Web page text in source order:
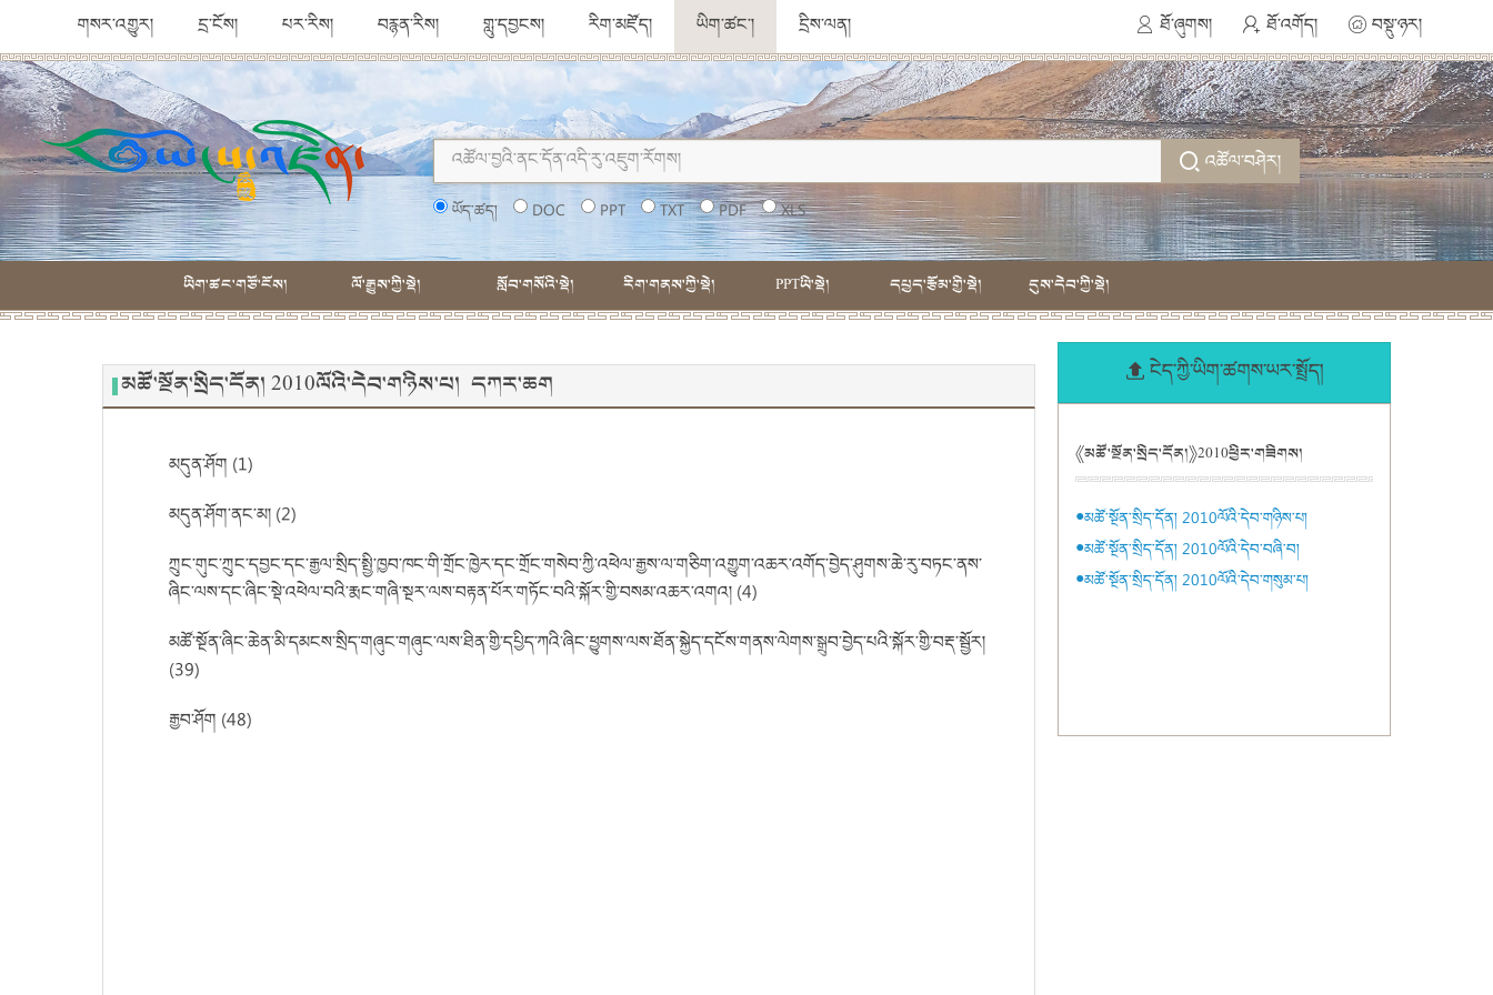
ཐོ་ཞུགས། ཐོ་འགོད། བསྡུ་ཉར།
གསར་འགྱུར། དྲ་ངོས། པར་རིས། བརྙན་རིས། གླུ་དབྱངས། རིག་མཛོད། ཡིག་ཚང་། དྲིས་ལན།
འཚོལ་བཤེར།
ཡོད་ཚད། DOC PPT TXT PDF XLS
ཡིག་ཚང་གཙོ་ངོས། ལོ་རྒྱུས་ཀྱི་སྡེ། སློབ་གསོའི་སྡེ། རིག་གནས་ཀྱི་སྡེ། PPTཡི་སྡེ། དཔྱད་རྩོམ་གྱི་སྡེ། དུས་དེབ་ཀྱི་སྡེ།
མཚོ་སྔོན་སྲིད་དོན། 2010ལོའི་དེབ་གཉིས་པ། དཀར་ཆག
མདུན་ཤོག (1)
མདུན་ཤོག་ནང་མ། (2)
ཀྲུང་གུང་ཀྲུང་དབྱང་དང་རྒྱལ་སྲིད་སྤྱི་ཁྱབ་ཁང་གི་གྲོང་ཁྱེར་དང་གྲོང་གསེབ་ཀྱི་འཕེལ་རྒྱས་ལ་གཅིག་འགྱུག་འཆར་འགོད་བྱེད་ཤུགས་ཆེ་རུ་བཏང་ནས་
ཞིང་ལས་དང་ཞིང་སྡེ་འཕེལ་བའི་རྨང་གཞི་སྔར་ལས་བརྟན་པོར་གཏོང་བའི་སྐོར་གྱི་བསམ་འཆར་འགའ། (4)
མཚོ་སྔོན་ཞིང་ཆེན་མི་དམངས་སྲིད་གཞུང་གཞུང་ལས་ཐིན་གྱི་དཔྱིད་ཀའི་ཞིང་ཕྱུགས་ལས་ཐོན་སྐྱེད་དངོས་གནས་ལེགས་སྒྲུབ་བྱེད་པའི་སྐོར་གྱི་བརྡ་སྦྱོར།
(39)
རྒྱབ་ཤོག (48)
ངེད་ཀྱི་ཡིག་ཚགས་ཡར་སྤྲོད།
《མཚོ་སྔོན་སྲིད་དོན།》2010ཕྱིར་གཟིགས།
●མཚོ་སྔོན་སྲིད་དོན། 2010ལོའི་དེབ་གཉིས་པ།
●མཚོ་སྔོན་སྲིད་དོན། 2010ལོའི་དེབ་བཞི་བ།
●མཚོ་སྔོན་སྲིད་དོན། 2010ལོའི་དེབ་གསུམ་པ།